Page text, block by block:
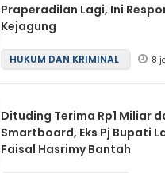
Praperadilan Lagi, Ini
Kejagung
HUKUM DAN KRIMINAL 8
Dituding Terima Rp1 Miliar
Smartboard, Eks Pj Bupati
Faisal Hasrimy Bantah